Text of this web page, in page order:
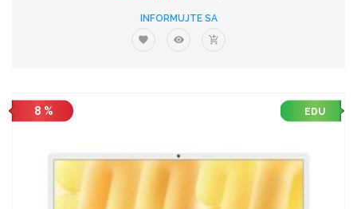
INFORMUJTE SA
8 % EDU